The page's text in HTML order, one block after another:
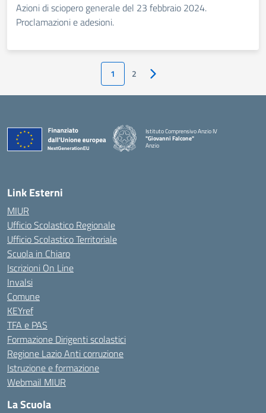
Azioni di sciopero generale del 23 febbraio 2024.
Proclamazioni e adesioni.
1 2 Pagina successiva
Istituto Comprensivo Anzio IV
"Giovanni Falcone"
Anzio
Link Esterni
MIUR
Ufficio Scolastico Regionale
Ufficio Scolastico Territoriale
Scuola in Chiaro
Iscrizioni On Line
Invalsi
Comune
KEYref
TFA e PAS
Formazione Dirigenti scolastici
Regione Lazio Anti corruzione
Istruzione e formazione
Webmail MIUR
La Scuola